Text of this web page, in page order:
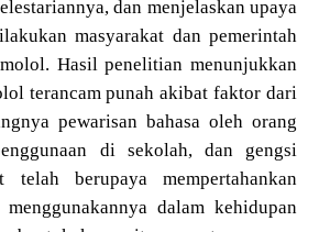
dan menjelaskan upaya
masyarakat dan pemerintah
Hasil penelitian menunjukkan
terancam punah akibat faktor dari
pewarisan bahasa oleh orang
di sekolah, dan gengsi
telah berupaya mempertahankan
dalam kehidupan